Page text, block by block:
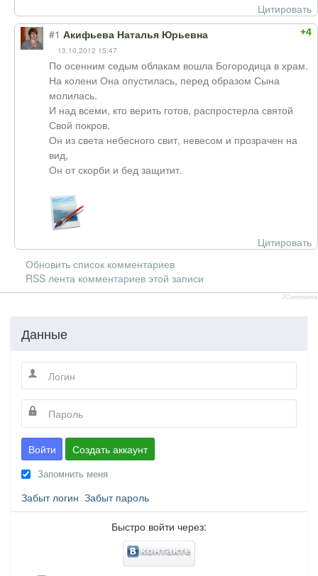
Цитировать
+4
#1 Акифьева Наталья Юрьевна
13.10.2012 15:47
По осенним седым облакам вошла Богородица в храм.
На колени Она опустилась, перед образом Сына
молилась.
И над всеми, кто верить готов, распростерла святой
Свой покров.
Он из света небесного свит, невесом и прозрачен на
вид,
Он от скорби и бед защитит.
Цитировать
Обновить список комментариев
RSS лента комментариев этой записи
JComments
Данные
Войти Создать аккаунт
Запомнить меня
Забыт логин Забыт пароль
Быстро войти через: